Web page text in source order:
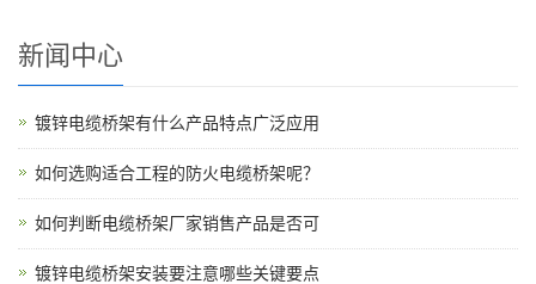
新闻中心
镀锌电缆桥架有什么产品特点广泛应用
如何选购适合工程的防火电缆桥架呢？
如何判断电缆桥架厂家销售产品是否可
镀锌电缆桥架安装要注意哪些关键要点